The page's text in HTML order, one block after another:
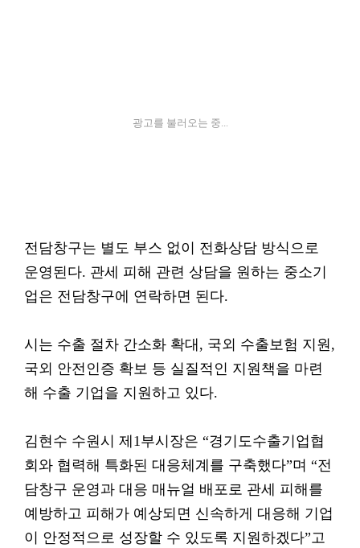
광고를 불러오는 중...
전담창구는 별도 부스 없이 전화상담 방식으로
운영된다. 관세 피해 관련 상담을 원하는 중소기
업은 전담창구에 연락하면 된다.
시는 수출 절차 간소화 확대, 국외 수출보험 지원,
국외 안전인증 확보 등 실질적인 지원책을 마련
해 수출 기업을 지원하고 있다.
김현수 수원시 제1부시장은 “경기도수출기업협
회와 협력해 특화된 대응체계를 구축했다”며 “전
담창구 운영과 대응 매뉴얼 배포로 관세 피해를
예방하고 피해가 예상되면 신속하게 대응해 기업
이 안정적으로 성장할 수 있도록 지원하겠다”고